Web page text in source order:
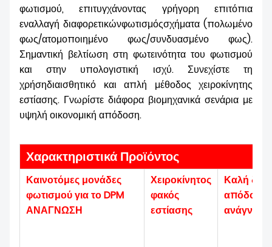
φωτισμού, επιτυγχάνοντας γρήγορη επιτόπια
εναλλαγή διαφορετικώνφωτισμόςσχήματα (πολωμένο
φως/ατομοποιημένο φως/συνδυασμένο φως).
Σημαντική βελτίωση στη φωτεινότητα του φωτισμού
και στην υπολογιστική ισχύ. Συνεχίστε τη
χρήσηδιαισθητικό και απλή μέθοδος χειροκίνητης
εστίασης. Γνωρίστε διάφορα βιομηχανικά σενάρια με
υψηλή οικονομική απόδοση.
Χαρακτηριστικά Προϊόντος
Καινοτόμες μονάδες
φωτισμούγια το DPM
ΑΝΑΓΝΩΣΗ
Χειροκίνητος
φακός
εστίασης
Καλή
απόδοση